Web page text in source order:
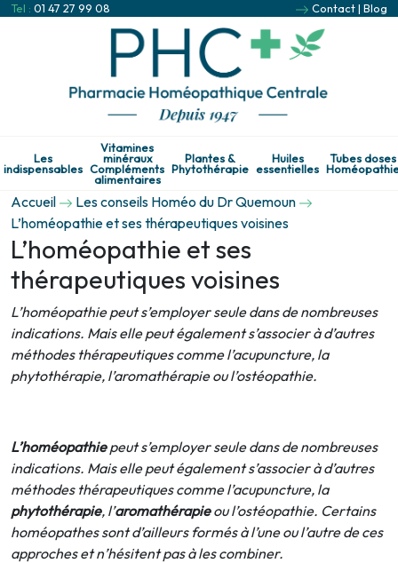
Tel : 01 47 27 99 08 Contact| Blog
Les
indispensables
Vitamines
minéraux
Compléments
alimentaires
Plantes &
Phytothérapie
Huiles
essentielles
Tubes doses
Accueil
Les conseils Homéo du Dr Quemoun
L’homéopathie et ses thérapeutiques voisines
L’homéopathie et ses
thérapeutiques voisines
L’homéopathie peut s’employer seule dans de nombreuses
indications. Mais elle peut également s’associer à d’autres
méthodes thérapeutiques comme l’acupuncture, la
phytothérapie, l’aromathérapie ou l’ostéopathie.
L’homéopathiepeut s’employer seule dans de nombreuses
indications. Mais elle peut également s’associer à d’autres
méthodes thérapeutiques comme l’acupuncture, la
phytothérapie, l’aromathérapieou l’ostéopathie. Certains
homéopathes sont d’ailleurs formés à l’une ou l’autre de ces
approches et n’hésitent pas à les combiner.